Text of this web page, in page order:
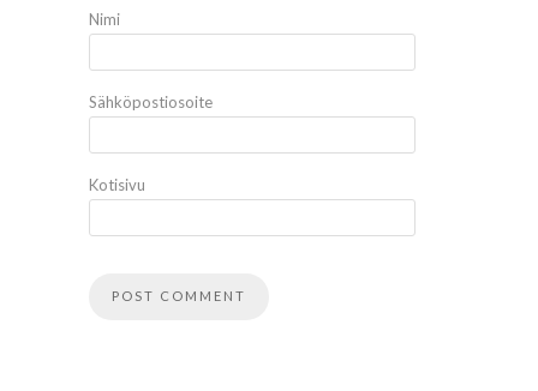
Nimi
Sähköpostiosoite
Kotisivu